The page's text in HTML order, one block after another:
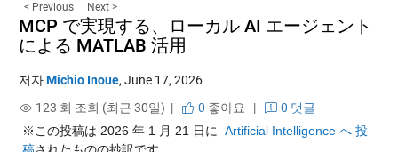
< Previous Next >
MCP で実現する、ローカル AI エージェント
による MATLAB 活用
저자Michio Inoue, June 17, 2026
123 회 조회 (최근 30일) |
0 좋아요 |
0 댓글
※この投稿は 2026 年 1 月 21 日に
Artificial Intelligence へ 投